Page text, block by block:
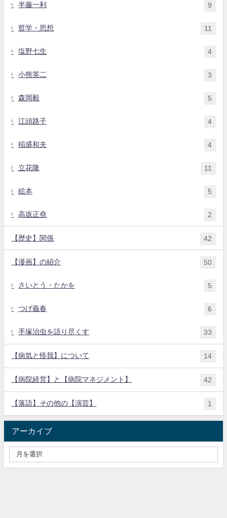
半藤一利 9
哲学・思想 11
塩野七生 4
小熊英二 3
森岡毅 5
江頭路子 4
稲盛和夫 4
立花隆 11
絵本 5
高坂正堯 2
【歴史】関係 42
【漫画】の紹介 50
さいとう・たかを 5
つげ義春 6
手塚治虫を語り尽くす 33
【病気と怪我】について 14
【病院経営】と【病院マネジメント】 42
【落語】その他の【演芸】 1
アーカイブ